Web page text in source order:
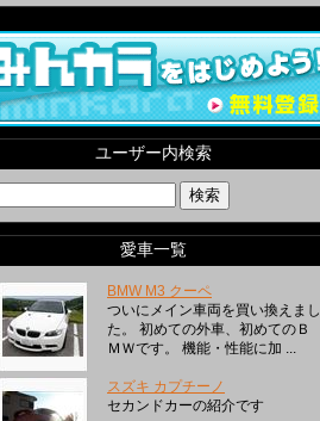
ユーザー内検索
愛車一覧
BMW M3 クーペ
ついにメイン車両を買い換えまし
た。 初めての外車、初めてのＢ
ＭＷです。 機能・性能に加 ...
スズキ カプチーノ
セカンドカーの紹介です